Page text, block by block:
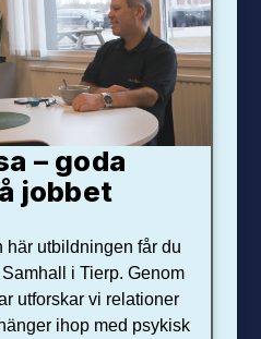
– goda
jobbet
här utbildningen får du
i Tierp. Genom
utforskar vi relationer
ihop med psykisk